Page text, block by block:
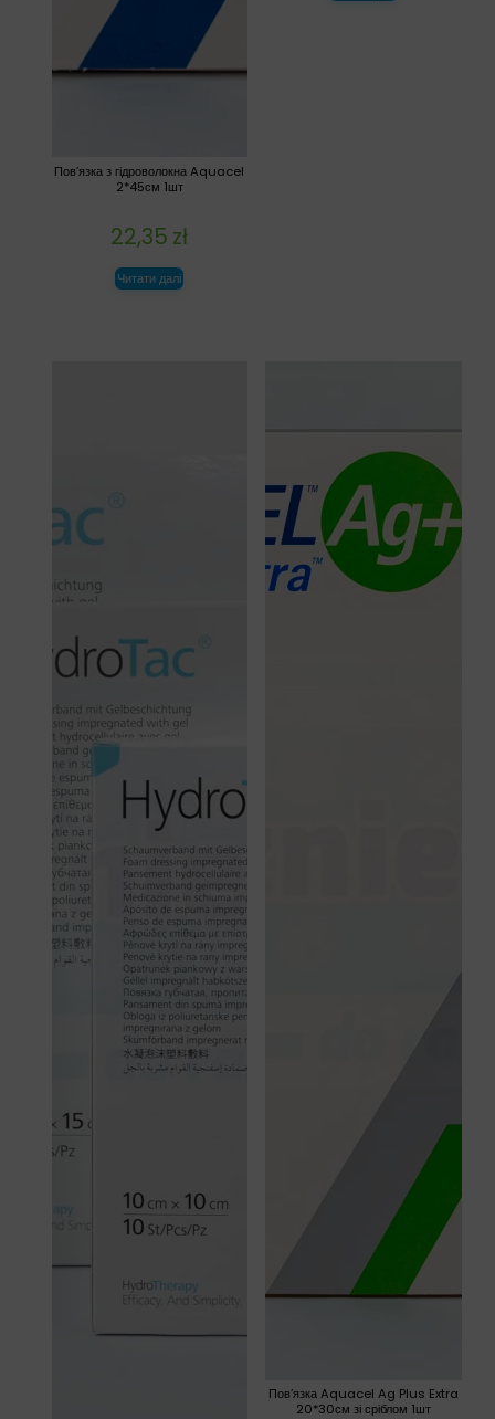
Пов’язка з гідроволокна Aquacel
2*45см 1шт
22,35 zł
Читати далі
Пов’язка Aquacel Ag Plus Extra
20*30см зі сріблом 1шт